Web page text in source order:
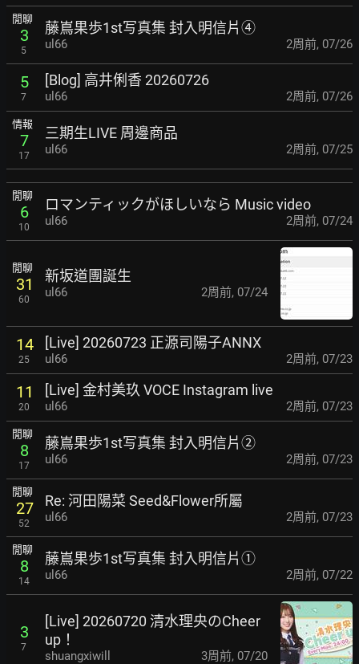
閒聊
3
5
藤嶌果歩1st写真集 封入明信片④
ul66 2周前, 07/26
5
7
[Blog] 高井俐香 20260726
ul66 2周前, 07/26
情報
7
17
三期生LIVE 周邊商品
ul66 2周前, 07/25
閒聊
6
10
ロマンティックがほしいなら Music video
ul66 2周前, 07/24
閒聊
31
60
新坂道團誕生
ul66 2周前, 07/24
14
25
[Live] 20260723 正源司陽子ANNX
ul66 2周前, 07/23
11
20
[Live] 金村美玖 VOCE Instagram live
ul66 2周前, 07/23
閒聊
8
17
藤嶌果歩1st写真集 封入明信片②
ul66 2周前, 07/23
閒聊
27
52
Re: 河田陽菜 Seed&Flower所屬
ul66 2周前, 07/23
閒聊
8
14
藤嶌果歩1st写真集 封入明信片①
ul66 2周前, 07/22
3
7
[Live] 20260720 清水理央のCheer
up！
shuangxiwill 3周前, 07/20